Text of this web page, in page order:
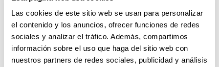
Las cookies de este sitio web se usan para personalizar
el contenido y los anuncios, ofrecer funciones de redes
sociales y analizar el tráfico. Además, compartimos
información sobre el uso que haga del sitio web con
nuestros partners de redes sociales, publicidad y análisis